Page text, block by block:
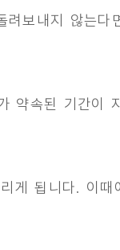
보내지 않는다
약속된 기간이
게 됩니다. 이